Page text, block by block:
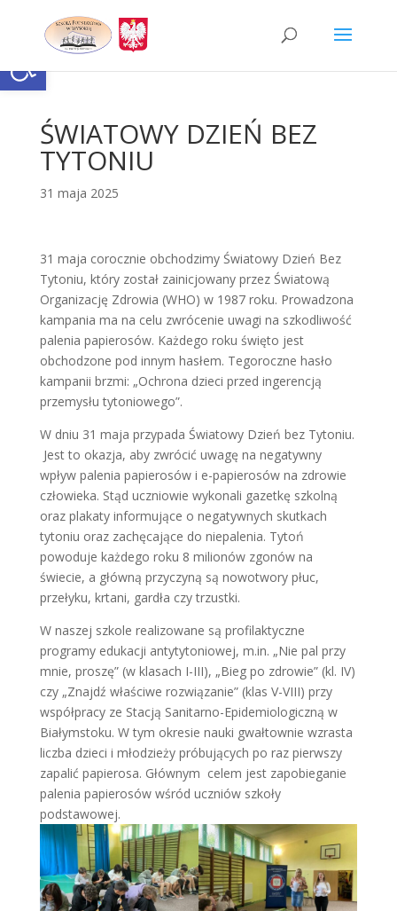
contentOtwórz pasek narzędzi
ŚWIATOWY DZIEŃ BEZ
TYTONIU
31 maja 2025
31 maja corocznie obchodzimy Światowy Dzień Bez
Tytoniu, który został zainicjowany przez Światową
Organizację Zdrowia (WHO) w 1987 roku. Prowadzona
kampania ma na celu zwrócenie uwagi na szkodliwość
palenia papierosów. Każdego roku święto jest
obchodzone pod innym hasłem. Tegoroczne hasło
kampanii brzmi: „Ochrona dzieci przed ingerencją
przemysłu tytoniowego”.
W dniu 31 maja przypada Światowy Dzień bez Tytoniu.
Jest to okazja, aby zwrócić uwagę na negatywny
wpływ palenia papierosów i e-papierosów na zdrowie
człowieka. Stąd uczniowie wykonali gazetkę szkolną
oraz plakaty informujące o negatywnych skutkach
tytoniu oraz zachęcające do niepalenia. Tytoń
powoduje każdego roku 8 milionów zgonów na
świecie, a główną przyczyną są nowotwory płuc,
przełyku, krtani, gardła czy trzustki.
W naszej szkole realizowane są profilaktyczne
programy edukacji antytytoniowej, m.in. „Nie pal przy
mnie, proszę” (w klasach I-III), „Bieg po zdrowie” (kl. IV)
czy „Znajdź właściwe rozwiązanie” (klas V-VIII) przy
współpracy ze Stacją Sanitarno-Epidemiologiczną w
Białymstoku. W tym okresie nauki gwałtownie wzrasta
liczba dzieci i młodzieży próbujących po raz pierwszy
zapalić papierosa. Głównym celem jest zapobieganie
palenia papierosów wśród uczniów szkoły
podstawowej.